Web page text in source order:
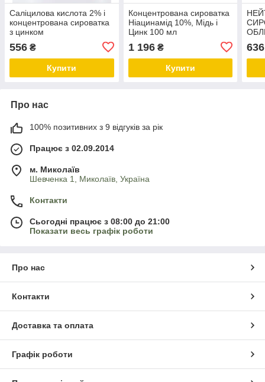
Саліцилова кислота 2% і
концентрована сироватка
з цинком
556 ₴
Купити
Концентрована сироватка
Ніацинамід 10%, Мідь і
Цинк 100 мл
1 196₴
Купити
636
Про нас
100% позитивних з 9 відгуків за рік
Працює з 02.09.2014
м. Миколаїв
Шевченка 1, Миколаїв, Україна
Контакти
Сьогодні працює з 08:00 до 21:00
Показати весь графік роботи
Про нас
Контакти
Доставка та оплата
Графік роботи